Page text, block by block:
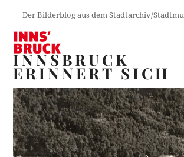
Der Bilderblog aus dem Stadtarchiv/
INNSBRUCK
ERINNERT SICH